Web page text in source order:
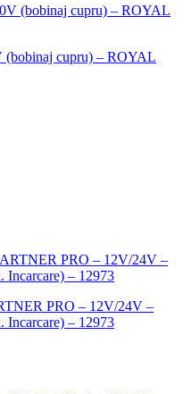
(bobinaj cupru) – ROYAL
PRO – 12V/24V –
– 12973